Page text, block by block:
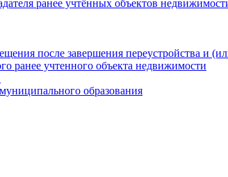
ранее учтённых объектов
после завершения переустройства и
ранее учтенного объекта недвижимости
образования